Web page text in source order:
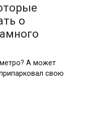
о
метро? А может
свою